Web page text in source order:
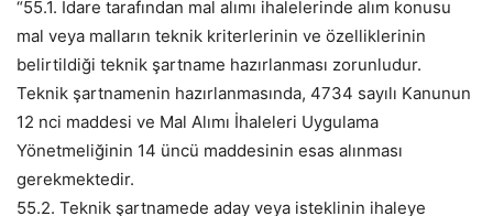
“55.1. İdare tarafından mal alımı ihalelerinde alım konusu
mal veya malların teknik kriterlerinin ve özelliklerinin
belirtildiği teknik şartname hazırlanması zorunludur.
Teknik şartnamenin hazırlanmasında, 4734 sayılı Kanunun
12 nci maddesi ve Mal Alımı İhaleleri Uygulama
Yönetmeliğinin 14 üncü maddesinin esas alınması
gerekmektedir.
55.2. Teknik şartnamede aday veya isteklinin ihaleye